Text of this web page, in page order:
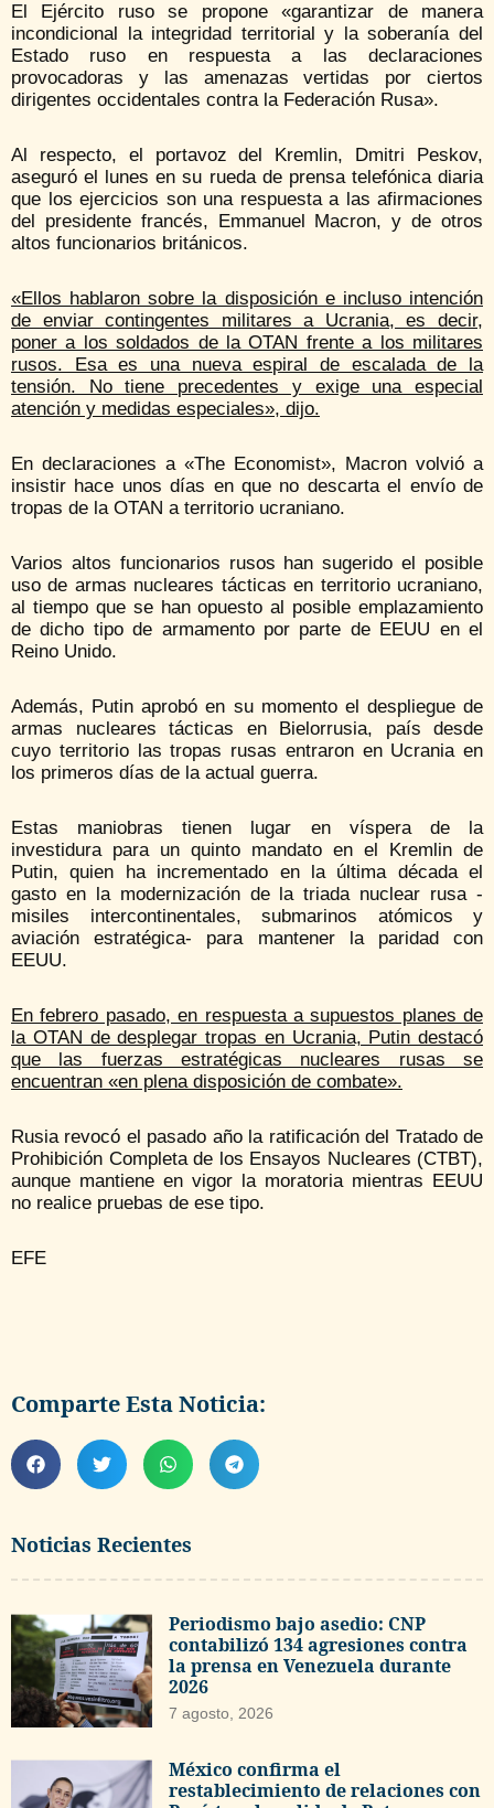
Noticias Recientes
Periodismo bajo asedio: CNP
contabilizó 134 agresiones contra
la prensa en Venezuela durante
2026
7 agosto, 2026
México confirma el
restablecimiento de relaciones con
El Ejército ruso se propone «garantizar de manera
incondicional la integridad territorial y la soberanía del
Estado ruso en respuesta a las declaraciones
provocadoras y las amenazas vertidas por ciertos
dirigentes occidentales contra la Federación Rusa».
Al respecto, el portavoz del Kremlin, Dmitri Peskov,
aseguró el lunes en su rueda de prensa telefónica diaria
que los ejercicios son una respuesta a las afirmaciones
del presidente francés, Emmanuel Macron, y de otros
altos funcionarios británicos.
«Ellos hablaron sobre la disposición e incluso intención
de enviar contingentes militares a Ucrania, es decir,
poner a los soldados de la OTAN frente a los militares
rusos. Esa es una nueva espiral de escalada de la
tensión. No tiene precedentes y exige una especial
atención y medidas especiales», dijo.
En declaraciones a «The Economist», Macron volvió a
insistir hace unos días en que no descarta el envío de
tropas de la OTAN a territorio ucraniano.
Varios altos funcionarios rusos han sugerido el posible
uso de armas nucleares tácticas en territorio ucraniano,
al tiempo que se han opuesto al posible emplazamiento
de dicho tipo de armamento por parte de EEUU en el
Reino Unido.
Además, Putin aprobó en su momento el despliegue de
armas nucleares tácticas en Bielorrusia, país desde
cuyo territorio las tropas rusas entraron en Ucrania en
los primeros días de la actual guerra.
Estas maniobras tienen lugar en víspera de la
investidura para un quinto mandato en el Kremlin de
Putin, quien ha incrementado en la última década el
gasto en la modernización de la triada nuclear rusa -
misiles intercontinentales, submarinos atómicos y
aviación estratégica- para mantener la paridad con
EEUU.
En febrero pasado, en respuesta a supuestos planes de
la OTAN de desplegar tropas en Ucrania, Putin destacó
que las fuerzas estratégicas nucleares rusas se
encuentran «en plena disposición de combate».
Rusia revocó el pasado año la ratificación del Tratado de
Prohibición Completa de los Ensayos Nucleares (CTBT),
aunque mantiene en vigor la moratoria mientras EEUU
no realice pruebas de ese tipo.
EFE
Comparte Esta Noticia: